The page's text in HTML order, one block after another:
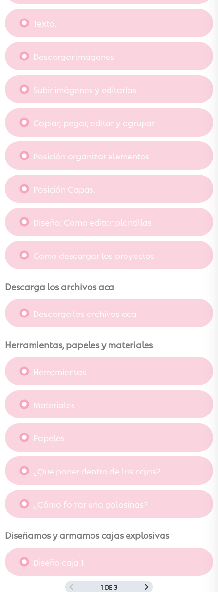
Texto.
Descargar imágenes
Subir imágenes y editarlas
Copiar, pegar, editar y agrupar
Posición organizar elementos
Posición Capas.
Diseño: Como editar plantillas
Como descargar los proyectos
Descarga los archivos aca
Descarga los archivos aca
Herramientas, papeles y materiales
Herramientas
Materiales
Papeles
¿Que poner dentro de las cajas?
¿Cómo forrar una golosinas?
Diseñamos y armamos cajas explosivas
Diseño caja 1
1 DE 3